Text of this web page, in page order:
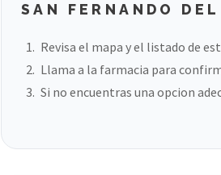
SAN FERNANDO
Revisa el mapa y el listado de
Llama a la farmacia para
Si no encuentras una opcion